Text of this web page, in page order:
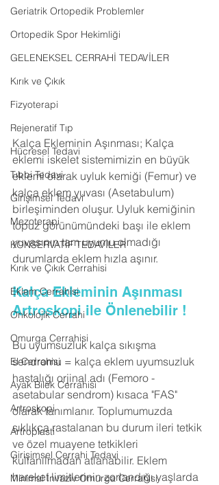
Geriatrik Ortopedik Problemler
Ortopedik Spor Hekimliği
GELENEKSEL CERRAHİ TEDAVİLER
Kırık ve Çıkık
Fizyoterapi
Rejeneratif Tıp
Hücresel Tedavi
Tıbbi Tedavi
Girişimsel Tedavi
Mezoterapi
KONSERVATİF TEDAVİLER
Kırık ve Çıkık Cerrahisi
Eklem Cerrahisi
Onkolojik Cerrahi
Omurga Cerrahisi
El Cerrahisi
Ayak Bilek Cerrahisi
Artroskopi
Artroplasti
Girişimsel Cerrahi Tedavi
Minimal İnvaziv Omurga Cerrahisi
Kalça Ekleminin Aşınması; Kalça
eklemi iskelet sistemimizin en büyük
eklemi olarak uyluk kemiği (Femur) ve
kalça eklem yuvası (Asetabulum)
birleşiminden oluşur. Uyluk kemiğinin
topuz görünümündeki başı ile eklem
yuvasının tam uyumu olmadığı
durumlarda eklem hızla aşınır.
Kalça Ekleminin Aşınması
Artroskopi ile Önlenebilir !
Bu uyumsuzluk kalça sıkışma
sendromu = kalça eklem uyumsuzluk
hastalığı orjinal adı (Femoro -
asetabular sendrom) kısaca "FAS"
olarak tanımlanır. Toplumumuzda
sıklıkça rastalanan bu durum ileri tetkik
ve özel muayene tetkikleri
kullanılmadan atlanabilir. Eklem
hareket limitlerinin zorlandığı yaşlarda